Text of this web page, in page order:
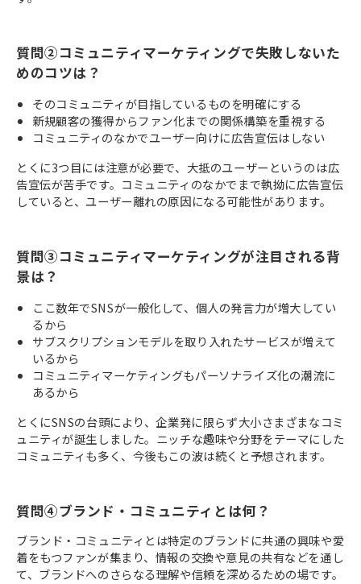
質問②コミュニティマーケティングで失敗しないた
めのコツは？
そのコミュニティが目指しているものを明確にする
新規顧客の獲得からファン化までの関係構築を重視する
コミュニティのなかでユーザー向けに広告宣伝はしない
とくに3つ目には注意が必要で、大抵のユーザーというのは広
告宣伝が苦手です。コミュニティのなかでまで執拗に広告宣伝
していると、ユーザー離れの原因になる可能性があります。
質問③コミュニティマーケティングが注目される背
景は？
ここ数年でSNSが一般化して、個人の発言力が増大してい
るから
サブスクリプションモデルを取り入れたサービスが増えて
いるから
コミュニティマーケティングもパーソナライズ化の潮流に
あるから
とくにSNSの台頭により、企業発に限らず大小さまざまなコミ
ュニティが誕生しました。ニッチな趣味や分野をテーマにした
コミュニティも多く、今後もこの波は続くと予想されます。
質問④ブランド・コミュニティとは何？
ブランド・コミュニティとは特定のブランドに共通の興味や愛
着をもつファンが集まり、情報の交換や意見の共有などを通し
て、ブランドへのさらなる理解や信頼を深めるための場です。